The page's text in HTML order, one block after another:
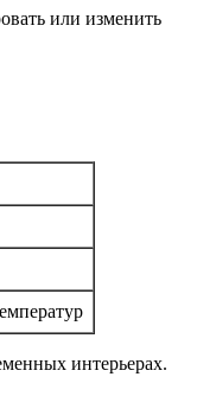
или изменить
интерьерах.